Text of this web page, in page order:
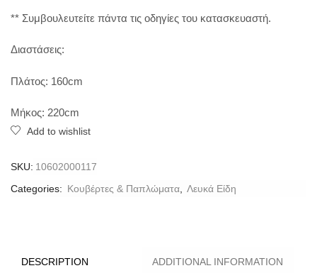
** Συμβουλευτείτε πάντα τις οδηγίες του κατασκευαστή.
Διαστάσεις:
Πλάτος: 160cm
Μήκος: 220cm
Add to wishlist
SKU: 10602000117
Categories: Κουβέρτες & Παπλώματα, Λευκά Είδη
DESCRIPTION ADDITIONAL INFORMATION